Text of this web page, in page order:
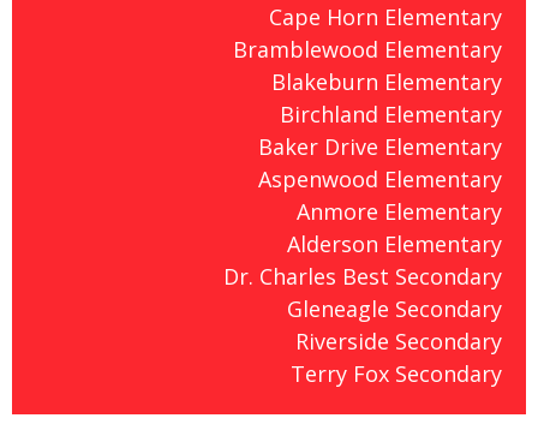
Cape Horn Elementary
Bramblewood Elementary
Blakeburn Elementary
Birchland Elementary
Baker Drive Elementary
Aspenwood Elementary
Anmore Elementary
Alderson Elementary
Dr. Charles Best Secondary
Gleneagle Secondary
Riverside Secondary
Terry Fox Secondary